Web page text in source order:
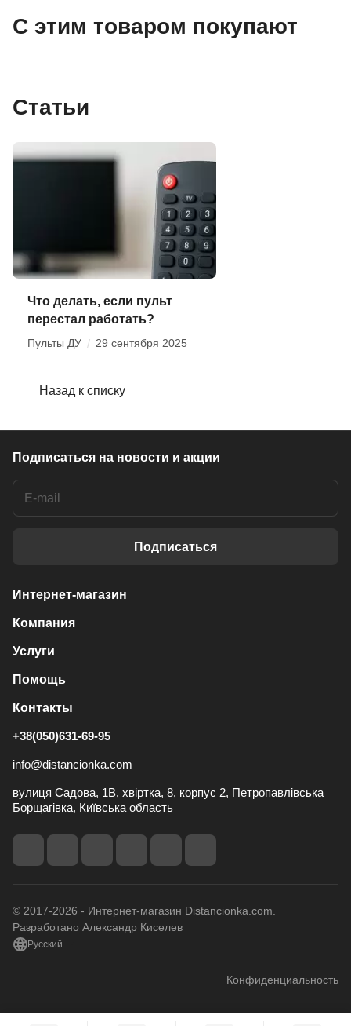
С этим товаром покупают
Статьи
Что делать, если пульт
перестал работать?
Пульты ДУ / 29 сентября 2025
Назад к списку
Подписаться на новости и акции
Подписаться
Интернет-магазин
Компания
Услуги
Помощь
Контакты
+38(050)631-69-95
info@distancionka.com
вулиця Садова, 1В, хвіртка, 8, корпус 2, Петропавлівська
Борщагівка, Київська область
© 2017-2026 - Интернет-магазин Distancionka.com.
Разработано Александр Киселев
Русский
Конфиденциальность